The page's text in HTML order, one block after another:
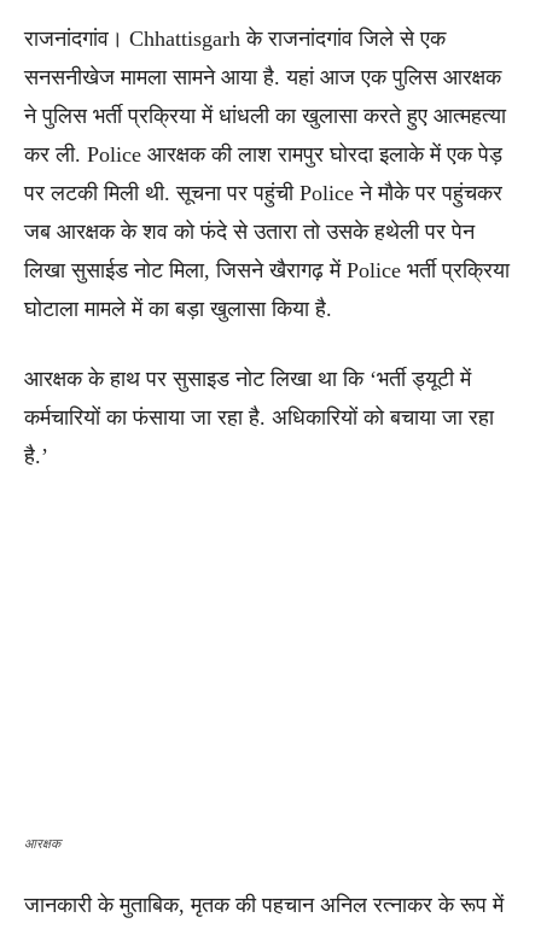
राजनांदगांव। Chhattisgarh के राजनांदगांव जिले से एक
सनसनीखेज मामला सामने आया है. यहां आज एक पुलिस आरक्षक
ने पुलिस भर्ती प्रक्रिया में धांधली का खुलासा करते हुए आत्महत्या
कर ली. Police आरक्षक की लाश रामपुर घोरदा इलाके में एक पेड़
पर लटकी मिली थी. सूचना पर पहुंची Police ने मौके पर पहुंचकर
जब आरक्षक के शव को फंदे से उतारा तो उसके हथेली पर पेन
लिखा सुसाईड नोट मिला, जिसने खैरागढ़ में Police भर्ती प्रक्रिया
घोटाला मामले में का बड़ा खुलासा किया है.
आरक्षक के हाथ पर सुसाइड नोट लिखा था कि ‘भर्ती ड्यूटी में
कर्मचारियों का फंसाया जा रहा है. अधिकारियों को बचाया जा रहा
है.’
आरक्षक
जानकारी के मुताबिक, मृतक की पहचान अनिल रत्नाकर के रूप में